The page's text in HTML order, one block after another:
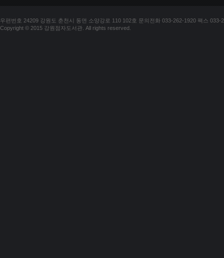
우편번호 24209 강원도 춘천시 동면 소양강로 110 102호 문의전화 033-262-1920 팩스 033-
Copyright © 2015 강원점자도서관. All rights reserved.